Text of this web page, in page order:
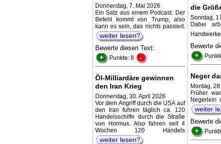
Donnerstag, 7. Mai 2026
Ein Satz aus einem Podcast: Der
Befehl kommt von Trump, also
kann es sein, das nichts passiert.
weiter lesen?
Bewerte diesen Text:
+ Punkte: 8 -
Öl-Milliardäre gewinnen
den Iran Krieg
Donnerstag, 30. April 2026
Vor dem Angriff durch die USA auf
den Iran fuhren täglich ca. 120
Handelsschiffe durch die Straße
von Hormus. Also fahren seit 4
Wochen 120 Handels
weiter lesen?
die
Sonntag,
Dabei
Bewerte
+
Neger
Montag,
Früher
Negerlein
weiter
Bewerte
+